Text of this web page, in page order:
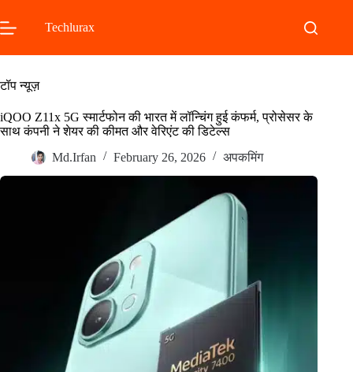
to
content
Techlurax
टॉप न्यूज़
iQOO Z11x 5G स्मार्टफोन की भारत में लॉन्चिंग हुई कंफर्म, प्रोसेसर के
साथ कंपनी ने शेयर की कीमत और वेरिएंट की डिटेल्स
Md.Irfan
February 26, 2026 अपकमिंग